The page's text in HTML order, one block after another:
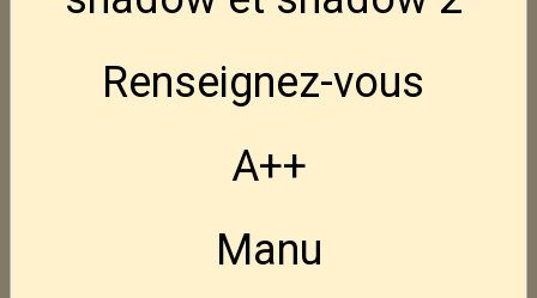
TTC
Ruger Harrier 16.1" -- 223 rem
Renseignez-vous
A++
Manu